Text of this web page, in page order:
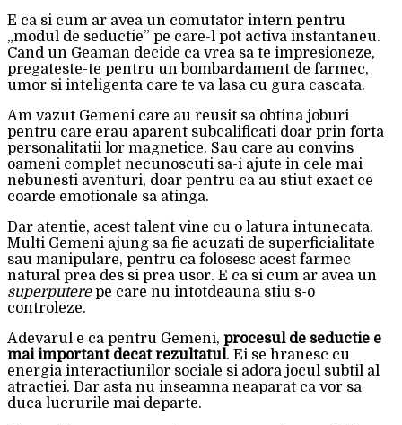
E ca si cum ar avea un comutator intern pentru
„modul de seductie” pe care-l pot activa instantaneu.
Cand un Geaman decide ca vrea sa te impresioneze,
pregateste-te pentru un bombardament de farmec,
umor si inteligenta care te va lasa cu gura cascata.
Am vazut Gemeni care au reusit sa obtina joburi
pentru care erau aparent subcalificati doar prin forta
personalitatii lor magnetice. Sau care au convins
oameni complet necunoscuti sa-i ajute in cele mai
nebunesti aventuri, doar pentru ca au stiut exact ce
coarde emotionale sa atinga.
Dar atentie, acest talent vine cu o latura intunecata.
Multi Gemeni ajung sa fie acuzati de superficialitate
sau manipulare, pentru ca folosesc acest farmec
natural prea des si prea usor. E ca si cum ar avea un
superputerepe care nu intotdeauna stiu s-o
controleze.
Adevarul e ca pentru Gemeni, procesul de seductie e
mai important decat rezultatul. Ei se hranesc cu
energia interactiunilor sociale si adora jocul subtil al
atractiei. Dar asta nu inseamna neaparat ca vor sa
duca lucrurile mai departe.